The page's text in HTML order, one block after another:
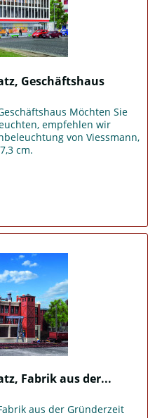
Geschäftshaus
Möchten Sie
empfehlen wir
von Viessmann,
cm.
Fabrik aus der...
aus der Gründerzeit